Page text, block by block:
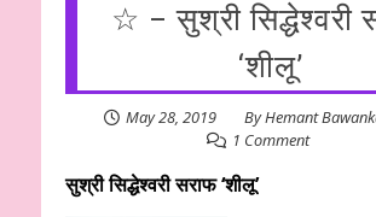
☆ – सुश्री सिद्धेश्वरी
‘शीलू’
May 28, 2019 ByHemant
1 Comment
सुश्री सिद्धेश्वरी सराफ ‘शीलू’